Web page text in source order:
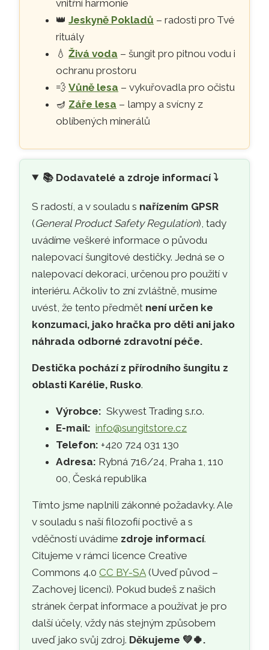
vnitřní harmonie
👑Jeskyně Pokladů – radosti pro Tvé
rituály
💧Živá voda – šungit pro pitnou vodu i
ochranu prostoru
💨Vůně lesa – vykuřovadla pro očistu
🪔 Záře lesa – lampy a svícny z
oblíbených minerálů
📚 Dodavatelé a zdroje informací ⤵️
S radostí, a v souladu s nařízením GPSR
(General Product Safety Regulation), tady
uvádíme veškeré informace o původu
nalepovací šungitové destičky. Jedná se o
nalepovací dekoraci, určenou pro použití v
interiéru. Ačkoliv to zní zvláštně, musíme
uvést, že tento předmět není určen ke
konzumaci, jako hračka pro děti ani jako
náhrada odborné zdravotní péče.
Destička pochází z přírodního šungitu z
oblasti Karélie, Rusko.
Výrobce:Skywest Trading s.r.o.
E-mail:info@sungitstore.cz
Telefon:+420 724 031 130
Adresa: Rybná 716/24, Praha 1, 110
00, Česká republika
Tímto jsme naplnili zákonné požadavky. Ale
v souladu s naší filozofií poctivě a s
vděčností uvádíme zdroje informací.
Citujeme v rámci licence Creative
Commons 4.0CC BY-SA(Uveď původ –
Zachovej licenci). Pokud budeš z našich
stránek čerpat informace a používat je pro
další účely, vždy nás stejným způsobem
uveď jako svůj zdroj. Děkujeme 💚🍀.